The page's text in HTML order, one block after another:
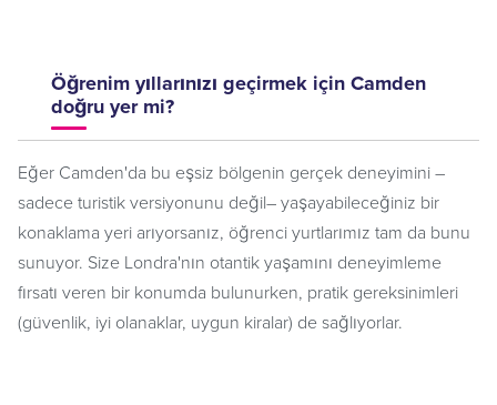
Öğrenim yıllarınızı geçirmek için Camden
doğru yer mi?
Eğer Camden'da bu eşsiz bölgenin gerçek deneyimini –
sadece turistik versiyonunu değil– yaşayabileceğiniz bir
konaklama yeri arıyorsanız, öğrenci yurtlarımız tam da bunu
sunuyor. Size Londra'nın otantik yaşamını deneyimleme
fırsatı veren bir konumda bulunurken, pratik gereksinimleri
(güvenlik, iyi olanaklar, uygun kiralar) de sağlıyorlar.